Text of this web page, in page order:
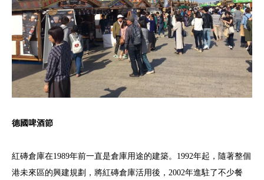
德國啤酒節
紅磚倉庫在1989年前一直是倉庫用途的建築。1992年起，隨著整個
港未來區的興建規劃，將紅磚倉庫活用後，2002年進駐了不少餐